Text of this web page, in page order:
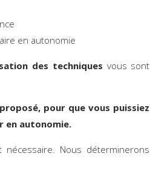
en autonomie
des techniques vous sont
pour que vous puissiez
en autonomie.
Nous déterminerons